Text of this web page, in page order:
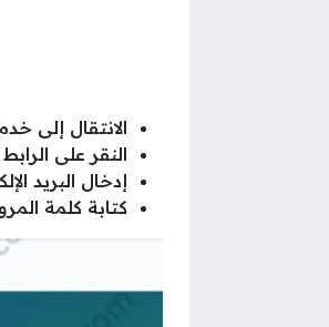
الانتقال إلى
النقر على
إدخال البريد
كتابة كلمة